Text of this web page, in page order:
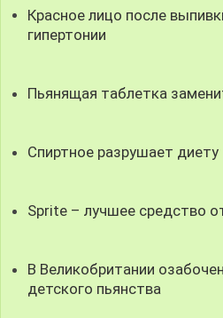
Красное лицо после
гипертонии
Пьянящая таблетка
Спиртное разрушает диету
Sprite – лучшее средство
В Великобритании
детского пьянства